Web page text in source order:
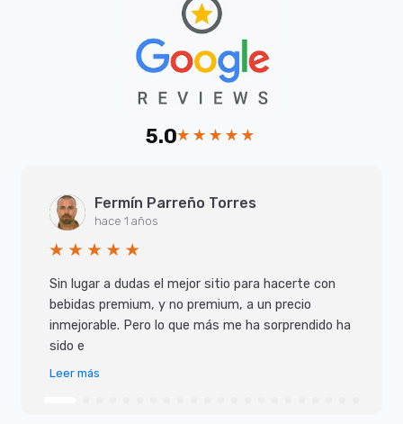
5.0
Fermín Parreño Torres
hace 1 años
Sin lugar a dudas el mejor sitio para hacerte con
bebidas premium, y no premium, a un precio
inmejorable. Pero lo que más me ha sorprendido ha
sido e
Leer más